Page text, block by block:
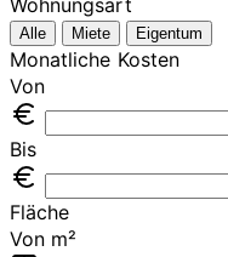
Wohnungsart
Alle Miete Eigentum
Monatliche Kosten
Von
Bis
Fläche
Von m²